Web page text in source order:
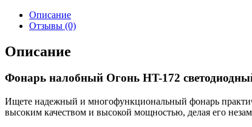
Описание
Отзывы (0)
Описание
Фонарь налобный Огонь HT-172
Ищете надежный и многофункциональный фонарь
высоким качеством и высокой мощностью, делая его